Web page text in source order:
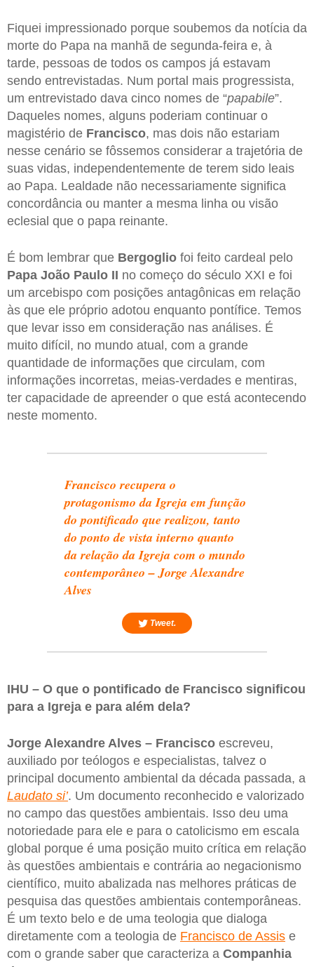
Fiquei impressionado porque soubemos da notícia da
morte do Papa na manhã de segunda-feira e, à
tarde, pessoas de todos os campos já estavam
sendo entrevistadas. Num portal mais progressista,
um entrevistado dava cinco nomes de “papabile”.
Daqueles nomes, alguns poderiam continuar o
magistério de Francisco, mas dois não estariam
nesse cenário se fôssemos considerar a trajetória de
suas vidas, independentemente de terem sido leais
ao Papa. Lealdade não necessariamente significa
concordância ou manter a mesma linha ou visão
eclesial que o papa reinante.
É bom lembrar que Bergoglio foi feito cardeal pelo
Papa João Paulo II no começo do século XXI e foi
um arcebispo com posições antagônicas em relação
às que ele próprio adotou enquanto pontífice. Temos
que levar isso em consideração nas análises. É
muito difícil, no mundo atual, com a grande
quantidade de informações que circulam, com
informações incorretas, meias-verdades e mentiras,
ter capacidade de apreender o que está acontecendo
neste momento.
Francisco recupera o
protagonismo da Igreja em função
do pontificado que realizou, tanto
do ponto de vista interno quanto
da relação da Igreja com o mundo
contemporâneo – Jorge Alexandre
Alves
Tweet.
IHU – O que o pontificado de Francisco significou
para a Igreja e para além dela?
Jorge Alexandre Alves – Francisco escreveu,
auxiliado por teólogos e especialistas, talvez o
principal documento ambiental da década passada, a
Laudato si’. Um documento reconhecido e valorizado
no campo das questões ambientais. Isso deu uma
notoriedade para ele e para o catolicismo em escala
global porque é uma posição muito crítica em relação
às questões ambientais e contrária ao negacionismo
científico, muito abalizada nas melhores práticas de
pesquisa das questões ambientais contemporâneas.
É um texto belo e de uma teologia que dialoga
diretamente com a teologia de Francisco de Assis e
com o grande saber que caracteriza a Companhia